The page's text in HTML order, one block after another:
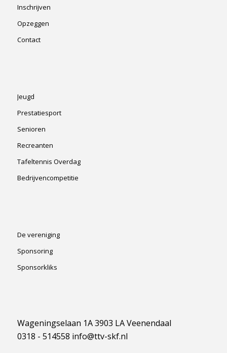
Inschrijven
Opzeggen
Contact
Jeugd
Prestatiesport
Senioren
Recreanten
Tafeltennis Overdag
Bedrijvencompetitie
De vereniging
Sponsoring
Sponsorkliks
Wageningselaan 1A 3903 LA Veenendaal
0318 - 514558 info@ttv-skf.nl